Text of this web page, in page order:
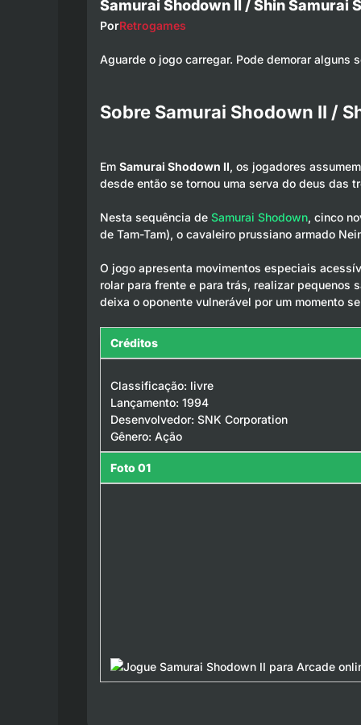
Samurai Shodown II / Shin
PorRetrogames
Aguarde o jogo carregar. Pode demorar alguns
Sobre Samurai Shodown II /
Em Samurai Shodown II, os jogadores
desde então se tornou uma serva do deus das
Nesta sequência de Samurai Shodown, cinco
de Tam-Tam), o cavaleiro prussiano armado
O jogo apresenta movimentos especiais
rolar para frente e para trás, realizar pequenos
deixa o oponente vulnerável por um momento
Créditos
Classificação: livre
Lançamento: 1994
Desenvolvedor: SNK Corporation
Gênero: Ação
Foto 01